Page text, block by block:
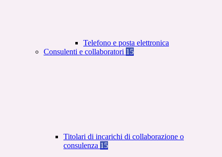
Telefono e posta elettronica
Consulenti e collaboratori 15
Titolari di incarichi di collaborazione o
consulenza 15